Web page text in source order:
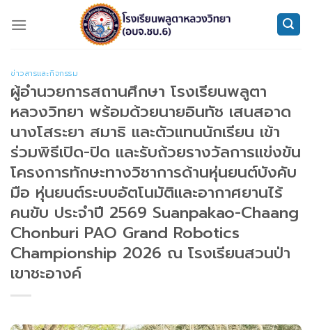
ข่าวสารและกิจกรรม
ผู้อำนวยการสถานศึกษา โรงเรียนพลูตา
หลวงวิทยา พร้อมด้วยนายอินทัช เสนสอาด
นางโสระยา สมาธิ และตัวแทนนักเรียน เข้า
ร่วมพิธีเปิด-ปิด และรับถ้วยรางวัลการแข่งขัน
โครงการทักษะทางวิชาการด้านหุ่นยนต์บังคับ
มือ หุ่นยนต์ระบบอัตโนมัติและอากาศยานไร้
คนขับ ประจำปี 2569 Suanpakao-Chaang
Chonburi PAO Grand Robotics
Championship 2026 ณ โรงเรียนสวนป่า
เขาชะอางค์